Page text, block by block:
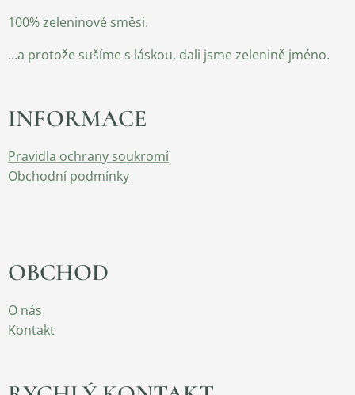
100% zeleninové směsi.
...a protože sušíme s láskou, dali jsme zelenině jméno.
INFORMACE
Pravidla ochrany soukromí
Obchodní podmínky
OBCHOD
O nás
Kontakt